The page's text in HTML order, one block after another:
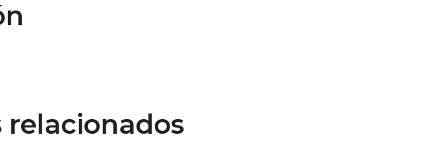
relacionados